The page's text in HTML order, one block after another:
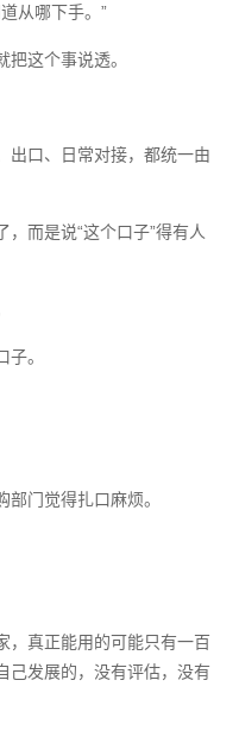
从哪下手。”
这个事说透。
出口、日常对接，都统一由
而是说“这个口子”得有人
。
门觉得扎口麻烦。
，真正能用的可能只有一百
己发展的，没有评估，没有